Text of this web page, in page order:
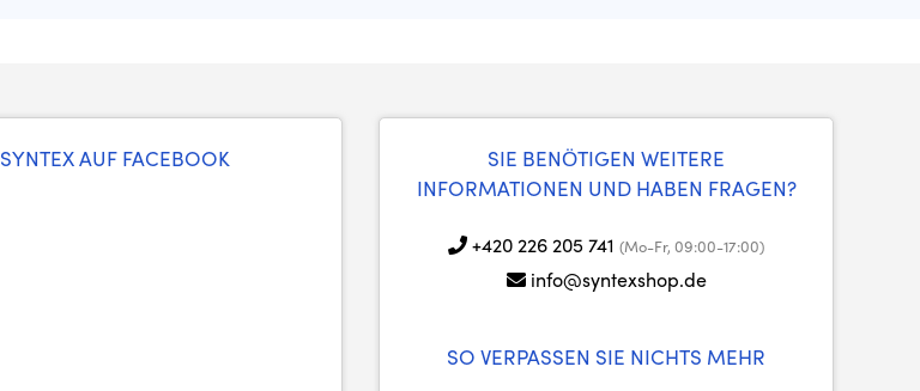
SYNTEX AUF FACEBOOK
SIE BENÖTIGEN WEITERE
INFORMATIONEN UND HABEN FRAGEN?
+420 226 205 741 (Mo-Fr, 09:00-17:00)
info@syntexshop.de
SO VERPASSEN SIE NICHTS MEHR